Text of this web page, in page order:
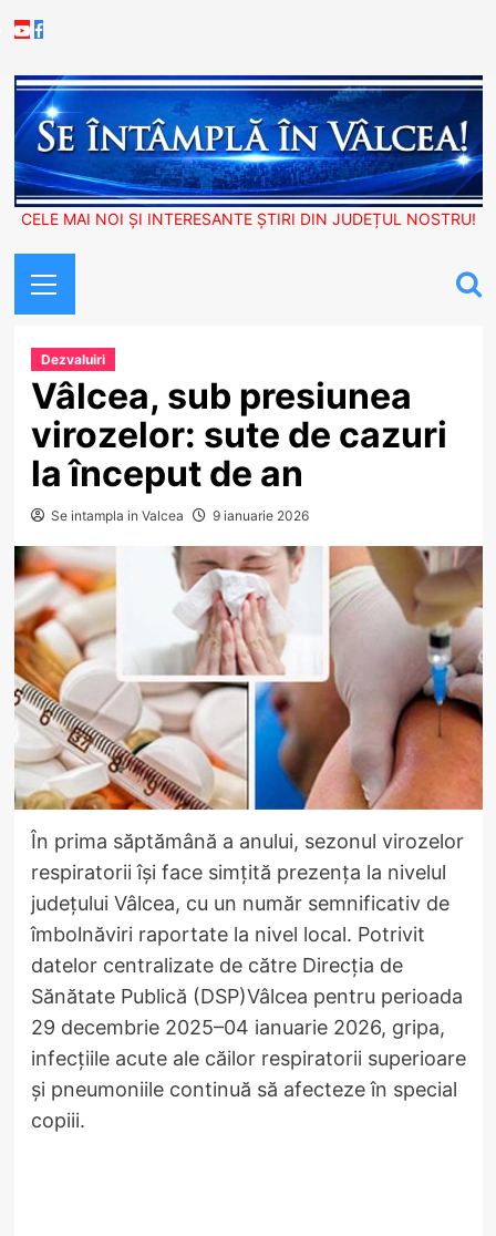
to
Youtube
Facebook
CELE MAI NOI ȘI INTERESANTE ȘTIRI DIN JUDEȚUL NOSTRU!
Menu
Dezvaluiri
Vâlcea, sub presiunea
virozelor: sute de cazuri
la început de an
Se intampla in Valcea 9 ianuarie 2026
În prima săptămână a anului, sezonul virozelor
respiratorii își face simțită prezența la nivelul
județului Vâlcea, cu un număr semnificativ de
îmbolnăviri raportate la nivel local. Potrivit
datelor centralizate de către Direcția de
Sănătate Publică (DSP)Vâlcea pentru perioada
29 decembrie 2025–04 ianuarie 2026, gripa,
infecțiile acute ale căilor respiratorii superioare
și pneumoniile continuă să afecteze în special
copiii.